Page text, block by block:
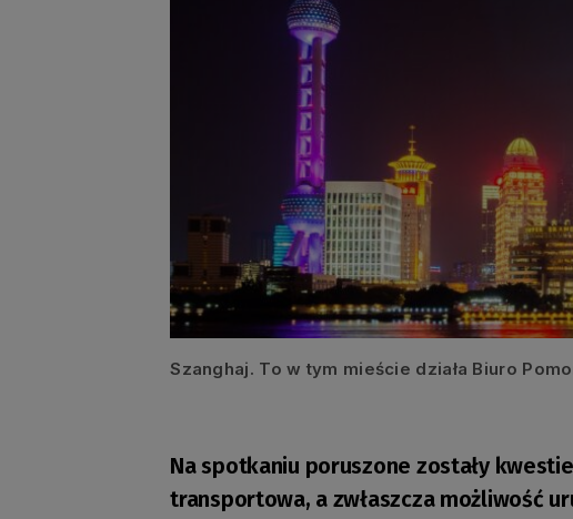
Szanghaj. To w tym mieście działa Biuro
Na spotkaniu poruszone zostały
transportowa, a zwłaszcza możliwość